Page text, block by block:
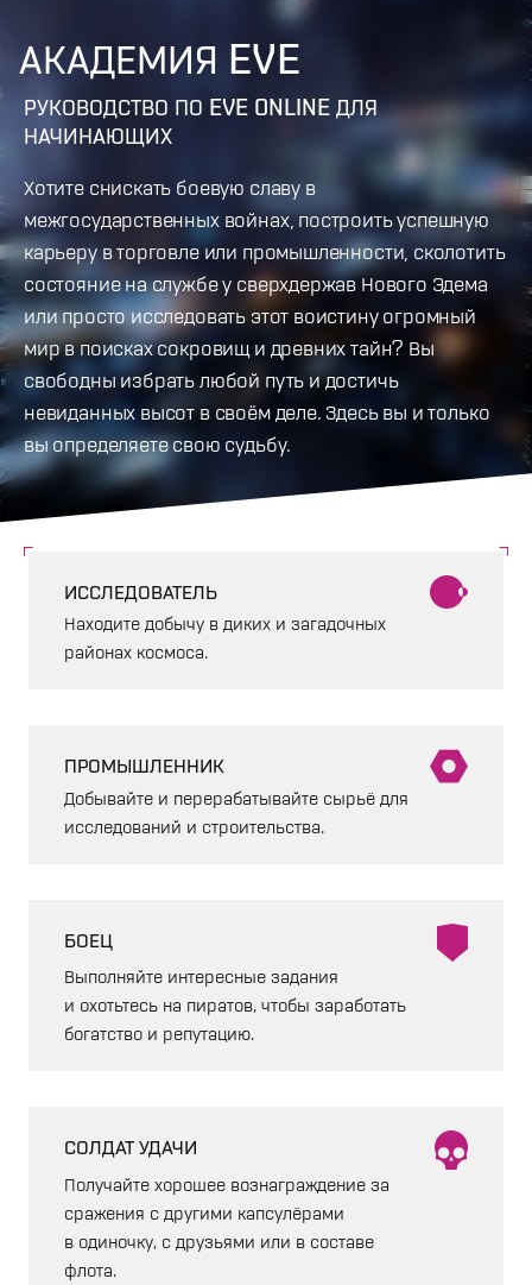
АКАДЕМИЯ EVE
РУКОВОДСТВО ПО EVE ONLINE ДЛЯ
НАЧИНАЮЩИХ
Хотите снискать боевую славу в
межгосударственных войнах, построить успешную
карьеру в торговле или промышленности, сколотить
состояние на службе у сверхдержав Нового Эдема
или просто исследовать этот воистину огромный
мир в поисках сокровищ и древних тайн? Вы
свободны избрать любой путь и достичь
невиданных высот в своём деле. Здесь вы и только
вы определяете свою судьбу.
ИССЛЕДОВАТЕЛЬ
Находите добычу в диких и загадочных
районах космоса.
ПРОМЫШЛЕННИК
Добывайте и перерабатывайте сырьё для
исследований и строительства.
БОЕЦ
Выполняйте интересные задания
и охотьтесь на пиратов, чтобы заработать
богатство и репутацию.
СОЛДАТ УДАЧИ
Получайте хорошее вознаграждение за
сражения с другими капсулёрами
в одиночку, с друзьями или в составе
флота.